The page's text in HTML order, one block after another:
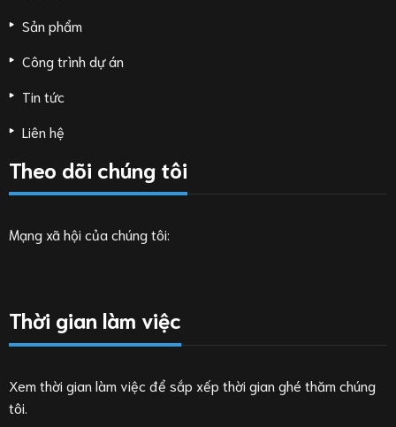
Sản phẩm
Công trình dự án
Tin tức
Liên hệ
Theo dõi chúng tôi
Mạng xã hội của chúng tôi:
Thời gian làm việc
Xem thời gian làm việc để sắp xếp thời gian ghé thăm chúng
tôi.